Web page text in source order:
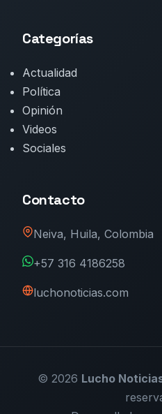
Categorías
Actualidad
Política
Opinión
Videos
Sociales
Contacto
Neiva, Huila, Colombia
+57 316 4186258
luchonoticias.com
© 2026 Lucho